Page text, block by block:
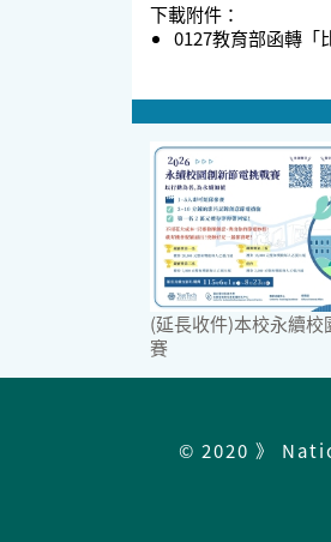
下載附件：
0127教育部函轉「
(延長收件)本校永續校
賽
© 2020 》